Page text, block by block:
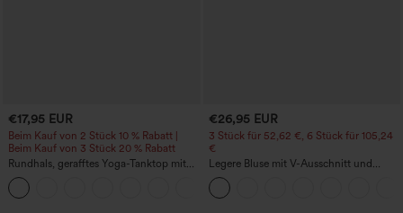
€17,95 EUR
Beim Kauf von 2 Stück 10 % Rabatt |
Beim Kauf von 3 Stück 20 % Rabatt
Rundhals, gerafftes Yoga-Tanktop mit
Cool-Touch-Effekt – UPF50+
€26,95 EUR
3 Stück für 52,62 €, 6 Stück für 105,24
€
Legere Bluse mit V-Ausschnitt und
kurzen Puffärmeln